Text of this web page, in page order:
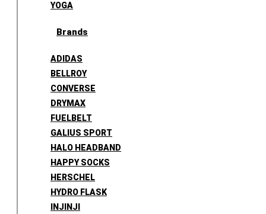
YOGA
Brands
ADIDAS
BELLROY
CONVERSE
DRYMAX
FUELBELT
GALIUS SPORT
HALO HEADBAND
HAPPY SOCKS
HERSCHEL
HYDRO FLASK
INJINJI